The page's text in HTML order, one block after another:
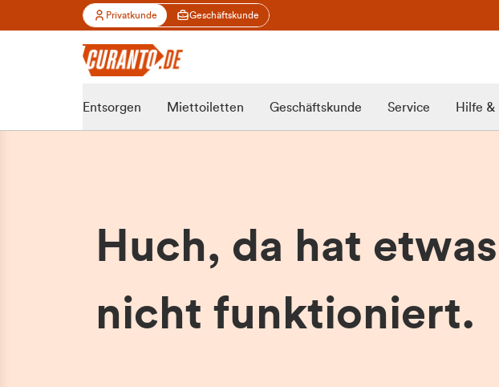
Privatkunde Geschäftskunde
Entsorgen Miettoiletten Geschäftskunde Service Hilfe &
Huch, da hat etwas
nicht funktioniert.